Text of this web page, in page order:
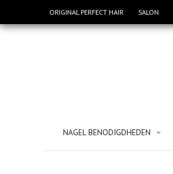
ORIGINAL PERFECT HAIR SALON
NAGEL BENODIGDHEDEN